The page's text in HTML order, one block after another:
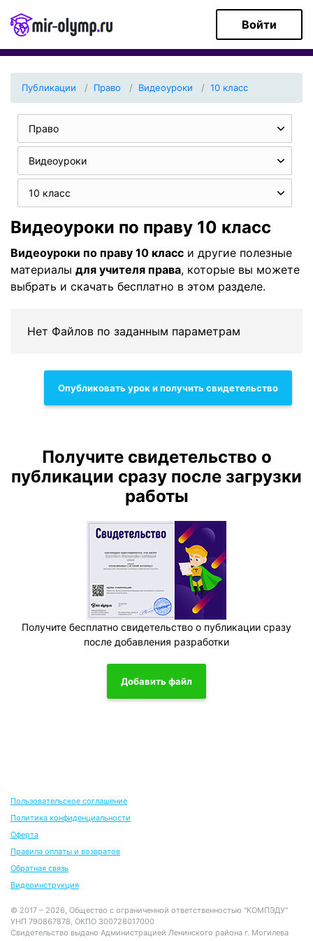
Войти
Публикации Право Видеоуроки 10 класс
Право
Видеоуроки
10 класс
Видеоуроки по праву 10 класс
Видеоуроки по праву 10 класс и другие полезные
материалы для учителя права, которые вы можете
выбрать и скачать бесплатно в этом разделе.
Нет Файлов по заданным параметрам
Опубликовать урок и получить свидетельство
Получите свидетельство о
публикации сразу после загрузки
работы
Получите бесплатно свидетельство о публикации сразу
после добавления разработки
Добавить файл
Пользовательское соглашение
Политика конфиденциальности
Оферта
Правила оплаты и возвратов
Обратная связь
Видеоинструкция
© 2017 – 2026, Общество с ограниченной ответственностью "КОМПЭДУ"
УНП 790867878, ОКПО 300728017000
Свидетельство выдано Администрацией Ленинского района г. Могилева